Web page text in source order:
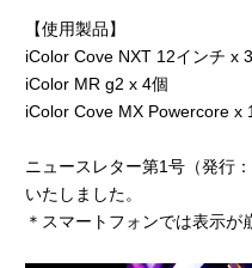
【使用製品】
iColor Cove NXT 12インチ x
iColor MR g2 x 4個
iColor Cove MX Powercore x
ニュースレター第1号（発行
いたしました。
＊スマートフォンでは表示が